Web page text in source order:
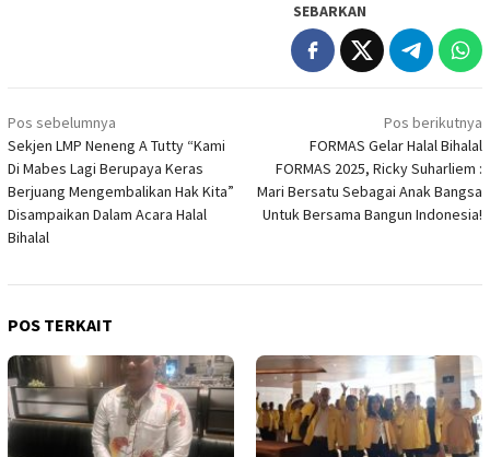
SEBARKAN
Navigasi
pos
Pos sebelumnya
Sekjen LMP Neneng A Tutty “Kami
Di Mabes Lagi Berupaya Keras
Berjuang Mengembalikan Hak Kita”
Disampaikan Dalam Acara Halal
Bihalal
Pos berikutnya
FORMAS Gelar Halal Bihalal
FORMAS 2025, Ricky Suharliem :
Mari Bersatu Sebagai Anak Bangsa
Untuk Bersama Bangun Indonesia!
POS TERKAIT